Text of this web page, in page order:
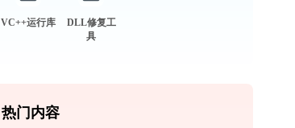
VC++运行库
DLL修复工
具
热门内容